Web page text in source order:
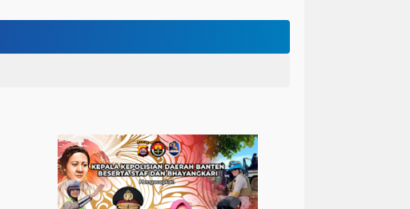
Bhabinkamtibmas Polsek Purwakarta Gencarkan Himbauan Dilarang Membakar Sampah Sembarangan Saat Musim Kemarau